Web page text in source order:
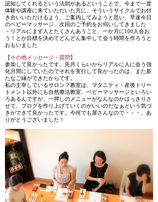
認知してくれるという法則があるということで、今まで一度
体験や講座に来ていただいた方に、そういうサイクルでお付
き合いいただけるよう、ご案内してみようと思い、早速今日
のベビーマッサージ、次回のご予約をお伺いしてきました
・リアルにまず人とたくさんあうこと、一か月に100人会お
う！とか目標を決めてどんどん集中して会う時間を作ろうと
おもいました
【その他メッセージ・質問】
参加して良かったです。先月くらいからリアルに人に会う強
化月間にしていたのでそれを実行して良かったのは、また新
たなご縁ができたからです。
私の主宰しているサロン？教室は、マタニティ・産後トリー
トメント以外にも自然療法教室、ベビーマッサージといろい
ろあるんですが、一押しのメニューがなんなのかはっきりさ
せて、ブログを作り上げていくのがいいのだなぁという気づ
きができて良かったです。今何でも屋さんなので・・・。あ
りがとうございました！